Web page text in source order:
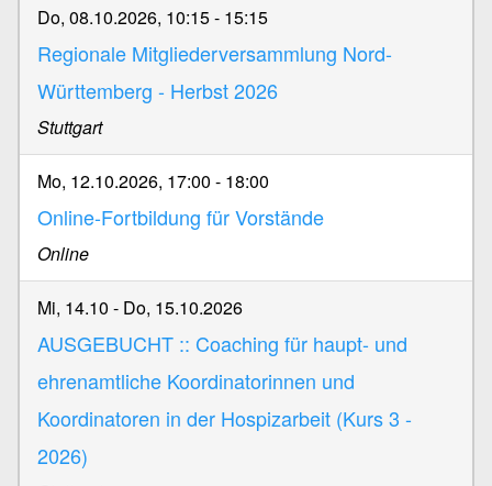
Do, 08.10.2026, 10:15- 15:15
Regionale Mitgliederversammlung Nord-
Württemberg - Herbst 2026
Stuttgart
Mo, 12.10.2026, 17:00 - 18:00
Online-Fortbildung für Vorstände
Online
Mi, 14.10 - Do, 15.10.2026
AUSGEBUCHT :: Coaching für haupt- und
ehrenamtliche Koordinatorinnen und
Koordinatoren in der Hospizarbeit (Kurs 3 -
2026)